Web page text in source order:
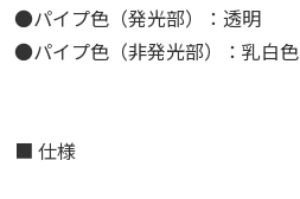
●パイプ色（発光部）：透明
●パイプ色（非発光部）：乳白色
■ 仕様